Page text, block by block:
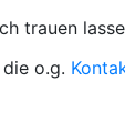
trauen
o.g.